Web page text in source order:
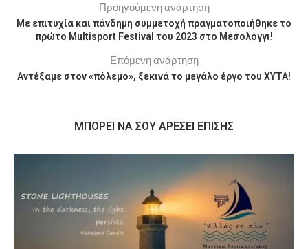
Προηγούμενη ανάρτηση
Με επιτυχία και πάνδημη συμμετοχή πραγματοποιήθηκε το
πρώτο Multisport Festival του 2023 στο Μεσολόγγι!
Επόμενη ανάρτηση
Αντέξαμε στον «πόλεμο», ξεκινά το μεγάλο έργο του ΧΥΤΑ!
MΠΟΡΕΊ ΝΑ ΣΟΥ ΑΡΈΣΕΙ ΕΠΊΣΗΣ